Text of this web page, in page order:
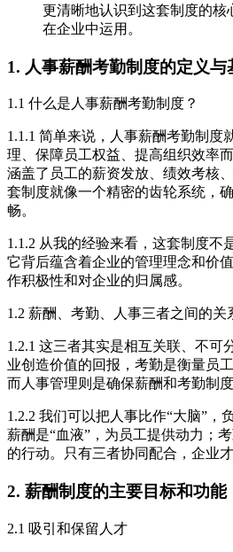
更清晰地认识到这套制度的核
在企业中运用。
1. 人事薪酬考勤制度的定义与
1.1 什么是人事薪酬考勤制度？
1.1.1 简单来说，人事薪酬考勤制度
理、保障员工权益、提高组织效率
涵盖了员工的薪资发放、绩效考核
套制度就像一个精密的齿轮系统，
畅。
1.1.2 从我的经验来看，这套制度不
它背后蕴含着企业的管理理念和价
作积极性和对企业的归属感。
1.2 薪酬、考勤、人事三者之间的关
1.2.1 这三者其实是相互关联、不可
业创造价值的回报，考勤是衡量员
而人事管理则是确保薪酬和考勤制
1.2.2 我们可以把人事比作“大脑”，
薪酬是“血液”，为员工提供动力；
的行动。只有三者协同配合，企业才
2. 薪酬制度的主要目标和功能
2.1 吸引和保留人才